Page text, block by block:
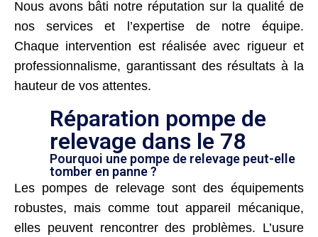
Nous avons bâti notre réputation sur la qualité de
nos services et l’expertise de notre équipe.
Chaque intervention est réalisée avec rigueur et
professionnalisme, garantissant des résultats à la
hauteur de vos attentes.
Réparation pompe de
relevage dans le 78
Pourquoi une pompe de relevage peut-elle
tomber en panne ?
Les pompes de relevage sont des équipements
robustes, mais comme tout appareil mécanique,
elles peuvent rencontrer des problèmes. L’usure